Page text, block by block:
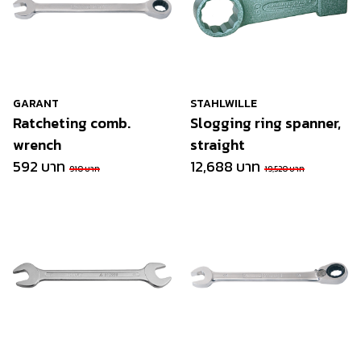
GARANT
Ratcheting comb.
wrench
592 บาท 910 บาท
STAHLWILLE
Slogging ring spanner,
straight
12,688 บาท 19,520 บาท